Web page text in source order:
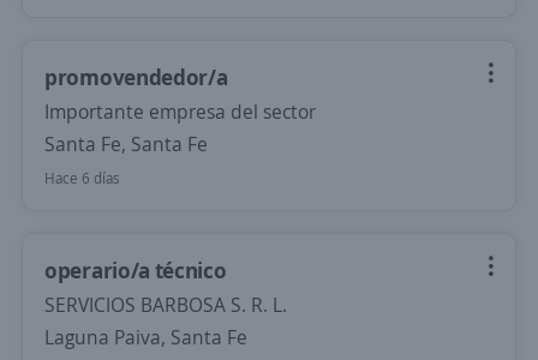
promovendedor/a
Importante empresa del sector
Santa Fe, Santa Fe
Hace 6 días
operario/a técnico
SERVICIOS BARBOSA S. R. L.
Laguna Paiva, Santa Fe